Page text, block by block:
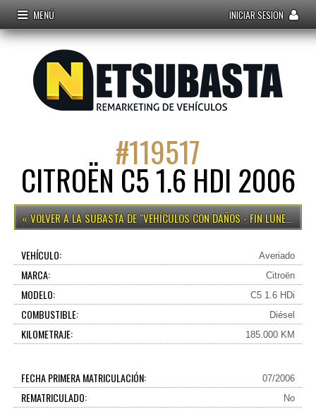
MENÚ INICIAR SESIÓN
#119517
CITROËN C5 1.6 HDI 2006
VEHÍCULOS CON DAÑOS - FIN LUNES 15H
VEHÍCULO: Averiado
MARCA: Citroën
MODELO: C5 1.6 HDi
COMBUSTIBLE: Diésel
KILOMETRAJE: 185.000 KM
FECHA PRIMERA MATRICULACIÓN: 07/2006
REMATRICULADO: No